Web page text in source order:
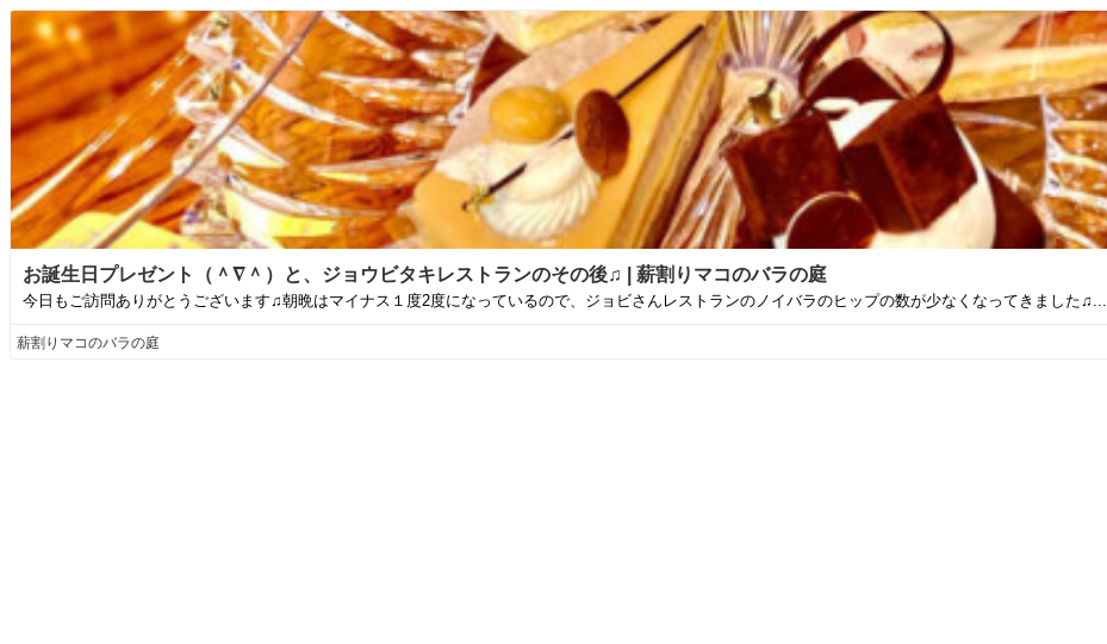
お誕生日プレゼント（＾∇＾）と、ジョウビタキレストランのその後♫ | 薪割りマコのバラの庭
今日もご訪問ありがとうございます♫朝晩はマイナス１度2度になっているので、ジョビさんレストランのノイバラのヒップの数が少なくなってきました♫...
薪割りマコのバラの庭